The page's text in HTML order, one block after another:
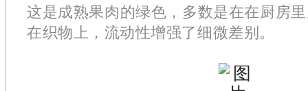
这是成熟果肉的绿色，多数是在在厨房
在织物上，流动性增强了细微差别。